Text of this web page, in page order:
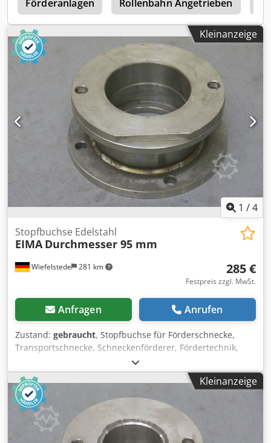
Förderanlagen Rollenbahn Angetrieben
Kleinanzeige
1 /4
Wiefelstede 281 km
Stopfbuchse Edelstahl
EIMA Durchmesser 95 mm
285 €
Festpreis zzgl. MwSt.
Anfragen Anrufen
Zustand: gebraucht, Stopfbuchse für Förderschnecke,
Transportschnecke, Schneckenförderer, Fördertechnik,
Rohrförderschnecke, Trocknungsschnecke, Kühlschnecke,
Külrohrschnecke, Heizschnecke, Heizrohrschnecke,
Schneckenwämetauscher Dcsdpfxodfglps Af Dok -
Stopfbuchse: aus Edelstahl -Stopfbuchse: für Ø 95 mm
Welle -für Stopfbuchsenband -Anzahl: 2x Stopfbuchsen
vorhanden -Preis: pro Stück -Abmessungen: 180/180/H82
mm -Gewicht: 6,6 kg
Kleinanzeige